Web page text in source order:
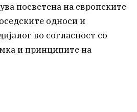
посветена на европските
односи и
во согласност со
и принципите на